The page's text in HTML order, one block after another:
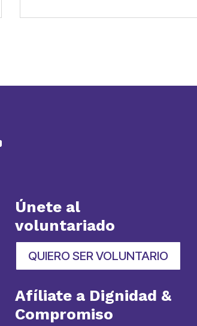
Únete al
voluntariado
QUIERO SER VOLUNTARIO
Afíliate a Dignidad &
Compromiso